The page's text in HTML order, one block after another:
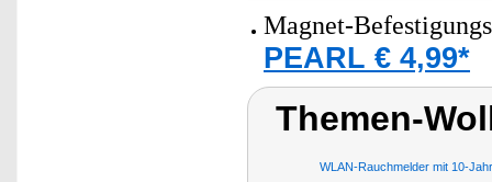
Magnet-
PEARL € 4,99*
Themen-
WLAN-Rauchmelder mit 10-